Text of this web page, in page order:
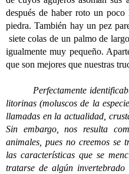
después de haber roto un
piedra. También hay un pez
siete colas de un palmo de
igualmente muy pequeño.
que son mejores que nuestras
Perfectamente
litorinas (moluscos de la especie
llamadas en la actualidad,
Sin embargo, nos resulta
animales, pues no creemos se
las características que se
tratarse de algún